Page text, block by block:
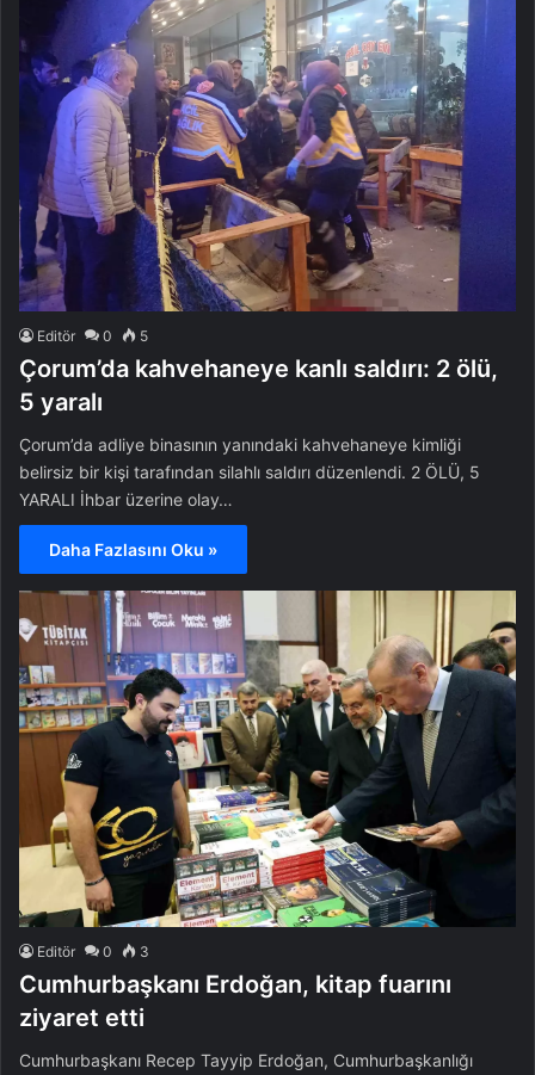
Editör 0 5
Çorum’da kahvehaneye kanlı saldırı: 2 ölü,
5 yaralı
Çorum’da adliye binasının yanındaki kahvehaneye kimliği
belirsiz bir kişi tarafından silahlı saldırı düzenlendi. 2 ÖLÜ, 5
YARALI İhbar üzerine olay…
Daha Fazlasını Oku »
Editör 0 3
Cumhurbaşkanı Erdoğan, kitap fuarını
ziyaret etti
Cumhurbaşkanı Recep Tayyip Erdoğan, Cumhurbaşkanlığı